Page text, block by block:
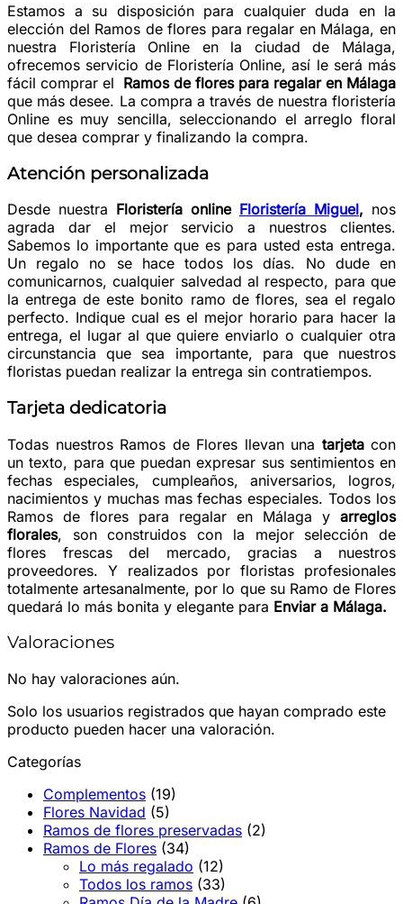
Estamos a su disposición para cualquier duda en la
elección del Ramos de flores para regalar en Málaga, en
nuestra Floristería Online en la ciudad de Málaga,
ofrecemos servicio de Floristería Online, así le será más
fácil comprar el Ramos de flores para regalar en Málaga
que más desee. La compra a través de nuestra floristería
Online es muy sencilla, seleccionando el arreglo floral
que desea comprar y finalizando la compra.
Atención personalizada
Desde nuestra Floristería online Floristería Miguel, nos
agrada dar el mejor servicio a nuestros clientes.
Sabemos lo importante que es para usted esta entrega.
Un regalo no se hace todos los días. No dude en
comunicarnos, cualquier salvedad al respecto, para que
la entrega de este bonito ramo de flores, sea el regalo
perfecto. Indique cual es el mejor horario para hacer la
entrega, el lugar al que quiere enviarlo o cualquier otra
circunstancia que sea importante, para que nuestros
floristas puedan realizar la entrega sin contratiempos.
Tarjeta dedicatoria
Todas nuestros Ramos de Flores llevan una tarjetacon
un texto, para que puedan expresar sus sentimientos en
fechas especiales, cumpleaños, aniversarios, logros,
nacimientos y muchas mas fechas especiales. Todos los
Ramos de flores para regalar en Málaga y arreglos
florales, son construidos con la mejor selección de
flores frescas del mercado, gracias a nuestros
proveedores. Y realizados por floristas profesionales
totalmente artesanalmente, por lo que su Ramo de Flores
quedará lo más bonita y elegante para Enviar a Málaga.
Valoraciones
No hay valoraciones aún.
Solo los usuarios registrados que hayan comprado este
producto pueden hacer una valoración.
Categorías
Complementos (19)
Flores Navidad (5)
Ramos de flores preservadas (2)
Ramos de Flores (34)
Lo más regalado (12)
Todos los ramos (33)